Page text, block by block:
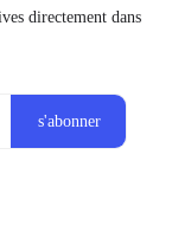
directement dans